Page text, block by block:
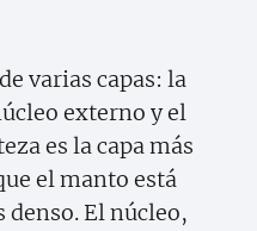
varias capas: la
externo y el
es la capa más
el manto está
denso. El núcleo,